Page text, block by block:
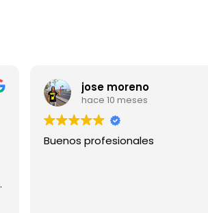
jose moreno
hace 10 meses
Buenos profesionales